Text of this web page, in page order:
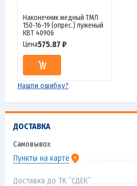
ДОСТАВКА
Самовывоз:
Пункты на карте
Доставка до ТК “СДЕК”
Наконечник медный ТМЛ
150-16-19 (опрес.) луженый
КВТ 40906
Цена575.87 ₽
Нашли ошибку?